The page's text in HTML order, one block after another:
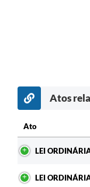
Atos
Ato
LEI
LEI